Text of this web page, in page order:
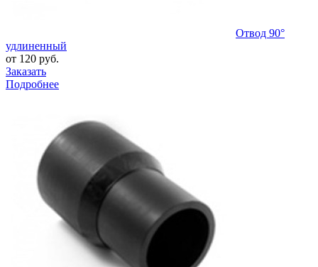
Отвод 90°
удлиненный
от 120 руб.
Заказать
Подробнее